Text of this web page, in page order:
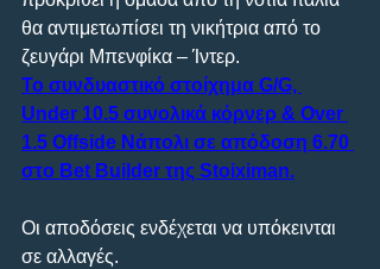
θα αντιμετωπίσει τη νικήτρια από το
ζευγάρι Μπενφίκα – Ίντερ.
Το συνδυαστικό στοίχημα G/G,
Under 10.5 συνολικά κόρνερ & Over
1.5 Offside Νάπολι σε απόδοση 6.70
στο Bet Builder της Stoiximan.
Οι αποδόσεις ενδέχεται να υπόκεινται
σε αλλαγές.